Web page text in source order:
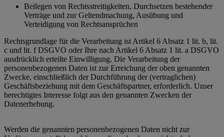
Beilegen von Rechtsstreitigkeiten, Durchsetzen bestehender
Verträge und zur Geltendmachung, Ausübung und
Verteidigung von Rechtsansprüchen
Rechtsgrundlage für die Verarbeitung ist Artikel 6 Absatz 1 lit. b, lit.
c und lit. f DSGVO oder Ihre nach Artikel 6 Absatz 1 lit. a DSGVO
ausdrücklich erteilte Einwilligung. Die Verarbeitung der
personenbezogenen Daten ist zur Erreichung der oben genannten
Zwecke, einschließlich der Durchführung der (vertraglichen)
Geschäftsbeziehung mit dem Geschäftspartner, erforderlich. Unser
berechtigtes Interesse folgt aus den genannten Zwecken der
Datenerhebung.
Werden die genannten personenbezogenen Daten nicht zur